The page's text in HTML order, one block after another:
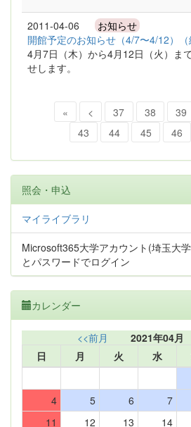
2011-04-06 お知らせ
開館予定のお知らせ（4/7〜4/12）（
4月7日（木）から4月12日（火）ま
せします。
« < 37 38 39
43
44 45 46
照会・申込
マイライブラリ
Microsoft365大学アカウント(埼玉大
とパスワードでログイン
カレンダー
<<前月 2021年04月
日
月 火 水
4
5 6 7
11
12 13 14